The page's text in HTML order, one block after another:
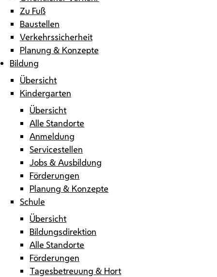
Zu Fuß
Baustellen
Verkehrssicherheit
Planung & Konzepte
Bildung
Übersicht
Kindergarten
Übersicht
Alle Standorte
Anmeldung
Servicestellen
Jobs & Ausbildung
Förderungen
Planung & Konzepte
Schule
Übersicht
Bildungsdirektion
Alle Standorte
Förderungen
Tagesbetreuung & Hort